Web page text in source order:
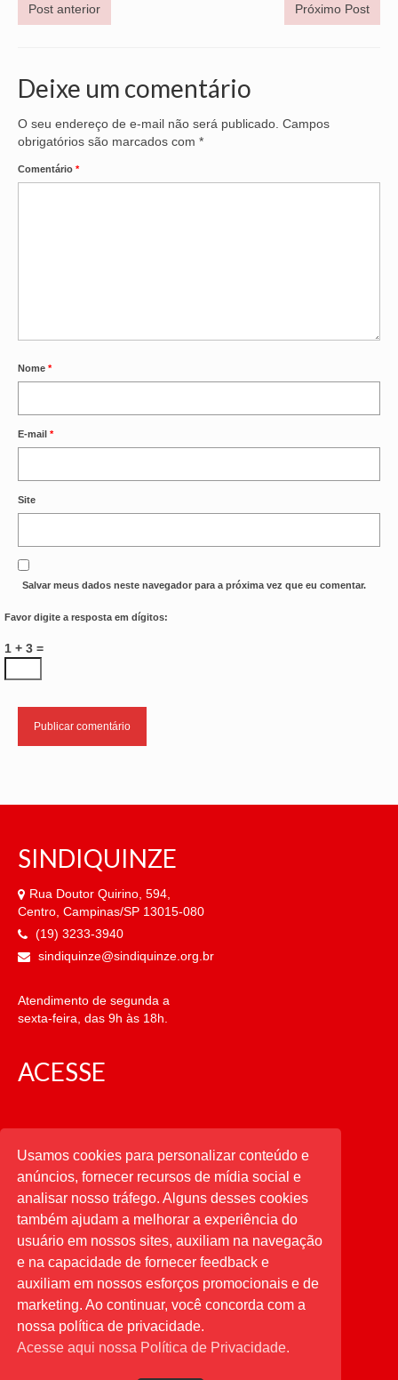
Post anterior Próximo Post
Deixe um comentário
O seu endereço de e-mail não será publicado. Campos
obrigatórios são marcados com *
Comentário *
Nome *
E-mail *
Site
Salvar meus dados neste navegador para a próxima vez que eu comentar.
Favor digite a resposta em dígitos:
1 + 3 =
SINDIQUINZE
Rua Doutor Quirino, 594,
Centro, Campinas/SP 13015-080
(19) 3233-3940
sindiquinze@sindiquinze.org.br
Atendimento de segunda a
sexta-feira, das 9h às 18h.
ACESSE
CATEGORIAS
CATEGORIAS
PESQUISAR
Buscar
por:
Usamos cookies para personalizar conteúdo e
anúncios, fornecer recursos de mídia social e
analisar nosso tráfego. Alguns desses cookies
também ajudam a melhorar a experiência do
usuário em nossos sites, auxiliam na navegação
e na capacidade de fornecer feedback e
auxiliam em nossos esforços promocionais e de
marketing. Ao continuar, você concorda com a
nossa política de privacidade.
Acesse aqui nossa Política de Privacidade.